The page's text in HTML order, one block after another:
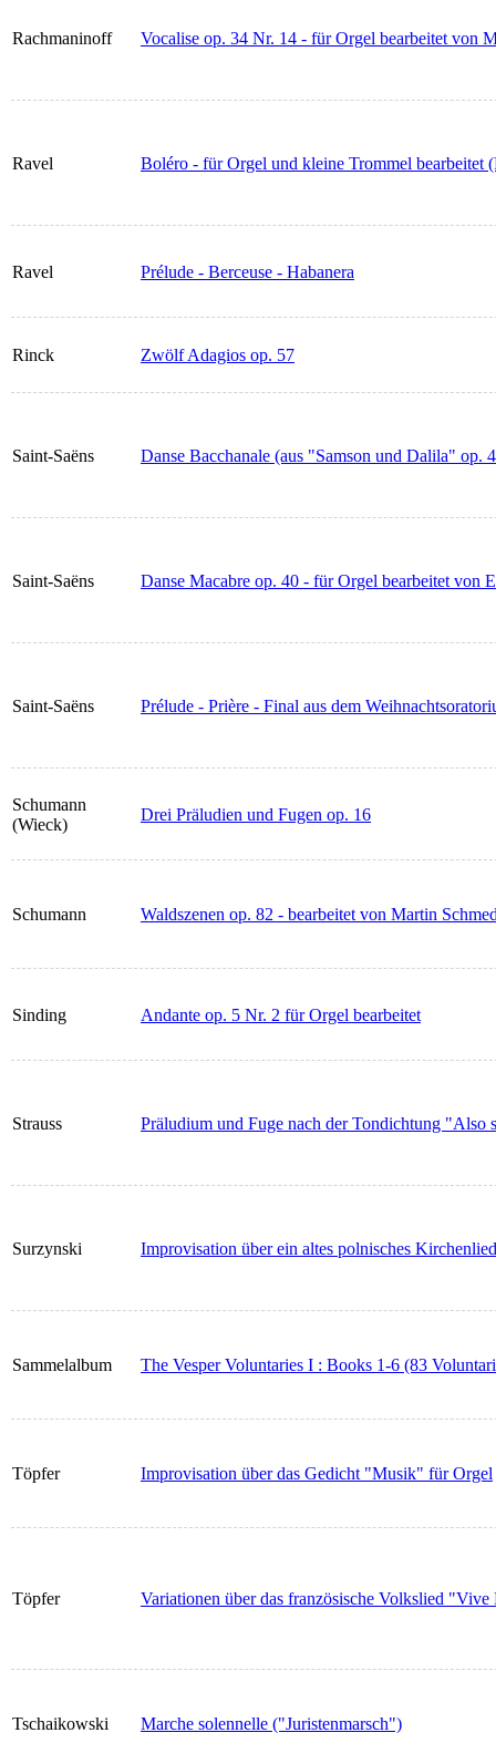
Rachmaninoff Vocalise op. 34 Nr. 14 - für Orgel bearbeitet von
Ravel Boléro - für Orgel und kleine Trommel bearbeitet
Ravel Prélude - Berceuse - Habanera
Rinck Zwölf Adagios op. 57
Saint-Saëns Danse Bacchanale (aus "Samson und Dalila" op.
Saint-Saëns Danse Macabre op. 40 - für Orgel bearbeitet von
Saint-Saëns Prélude - Prière - Final aus dem
Schumann
(Wieck)
Drei Präludien und Fugen op. 16
Schumann Waldszenen op. 82 - bearbeitet von Martin
Sinding Andante op. 5 Nr. 2 für Orgel bearbeitet
Strauss Präludium und Fuge nach der Tondichtung "Also
Surzynski Improvisation über ein altes polnisches
Sammelalbum The Vesper Voluntaries I : Books 1-6 (83
Töpfer Improvisation über das Gedicht "Musik" für Orgel
Töpfer Variationen über das französische Volkslied
Tschaikowski Marche solennelle ("Juristenmarsch")